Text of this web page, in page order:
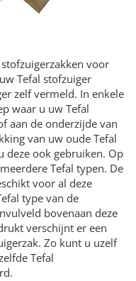
voor
Tefal stofzuiger
zelf vermeld. In enkele
waar u uw Tefal
aan de onderzijde van
van uw oude Tefal
deze ook gebruiken. Op
Tefal typen. De
voor al deze
type van de
bovenaan deze
verschijnt er een
Zo kunt u uzelf
Tefal